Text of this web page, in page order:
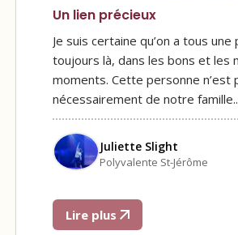
Un lien précieux
Je suis certaine qu’on a tous une
toujours là, dans les bons et les
moments. Cette personne n’est
nécessairement de notre
Juliette Slight
Polyvalente St-Jérôme
Lire plus